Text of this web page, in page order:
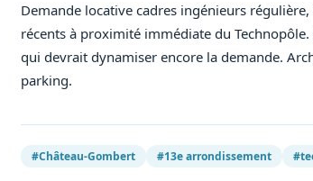
Demande locative cadres ingénieurs
récents à proximité immédiate du
qui devrait dynamiser encore la demande.
parking.
#Château-Gombert #13e arrondissement